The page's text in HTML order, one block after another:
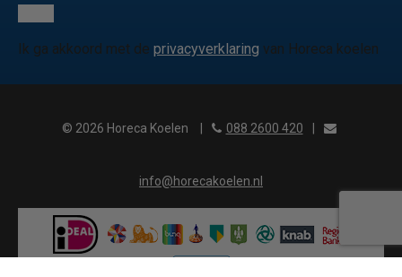
Ik ga akkoord met de privacyverklaring van Horeca koelen
© 2026 Horeca Koelen 088 2600 420
info@horecakoelen.nl